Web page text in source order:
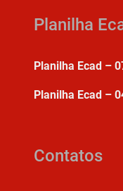
Planilha
Planilha Ecad –
Planilha Ecad –
Contatos